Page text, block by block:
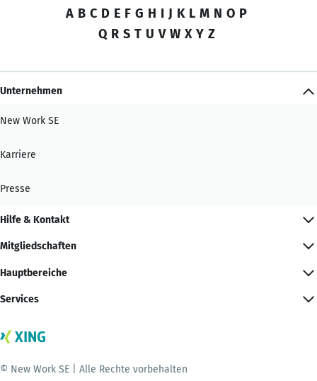
A B C D E F G H I J K L M N O P
Q R S T U V W X Y Z
Unternehmen
New Work SE
Karriere
Presse
Hilfe & Kontakt
Mitgliedschaften
Hauptbereiche
Services
© New Work SE | Alle Rechte vorbehalten